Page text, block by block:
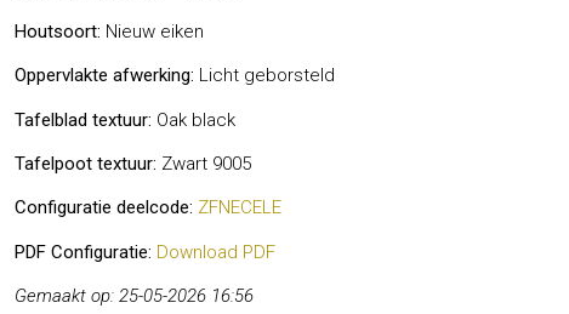
Houtsoort: Nieuw eiken
Oppervlakte afwerking: Licht geborsteld
Tafelblad textuur: Oak black
Tafelpoot textuur: Zwart 9005
Configuratie deelcode: ZFNECELE
PDF Configuratie: Download PDF
Gemaakt op: 25-05-2026 16:56